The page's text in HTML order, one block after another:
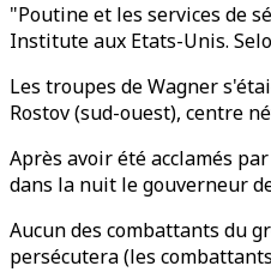
"Poutine et les services de
Institute aux Etats-Unis.
Les troupes de Wagner
Rostov (sud-ouest), centre
Après avoir été acclamés
dans la nuit le gouverneur
Aucun des combattants du
persécutera (les